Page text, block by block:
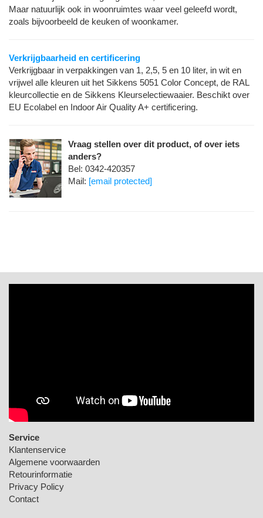
Maar natuurlijk ook in woonruimtes waar veel geleefd wordt,
zoals bijvoorbeeld de keuken of woonkamer.
Verkrijgbaarheid en certificering
Verkrijgbaar in verpakkingen van 1, 2,5, 5 en 10 liter, in wit en
vrijwel alle kleuren uit het Sikkens 5051 Color Concept, de RAL
kleurcollectie en de Sikkens Kleurselectiewaaier. Beschikt over
EU Ecolabel en Indoor Air Quality A+ certificering.
Vraag stellen over dit product, of over iets
anders?
Bel: 0342-420357
Mail: [email protected]
Service
Klantenservice
Algemene voorwaarden
Retourinformatie
Privacy Policy
Contact